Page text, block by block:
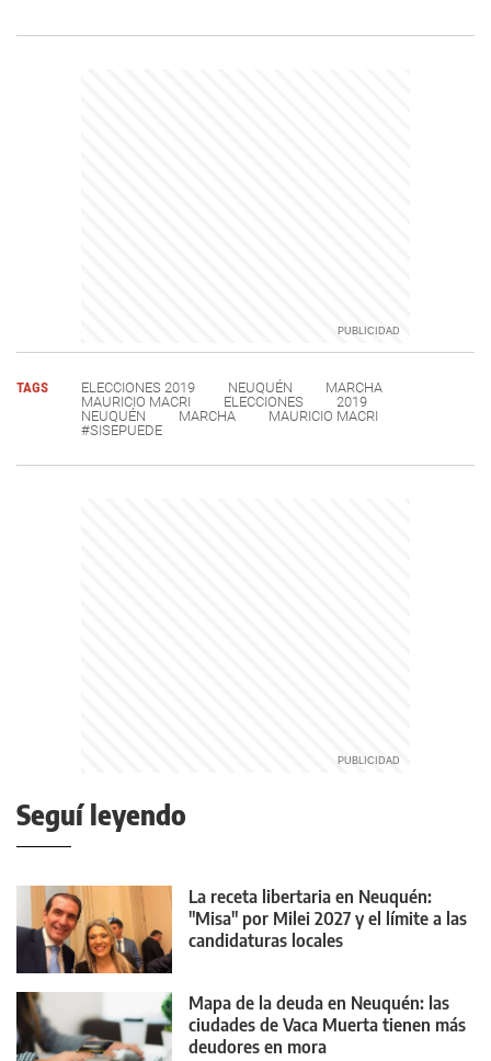
TAGS ELECCIONES 2019 NEUQUÉN
MARCHA
MAURICIO MACRI
ELECCIONES
2019
NEUQUÉN
MARCHA
MAURICIO MACRI
#SISEPUEDE
Seguí leyendo
La receta libertaria en Neuquén:
"Misa" por Milei 2027 y el límite a las
candidaturas locales
Mapa de la deuda en Neuquén: las
ciudades de Vaca Muerta tienen más
deudores en mora